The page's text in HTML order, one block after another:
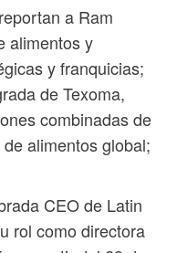
a Ram
alimentos y
y franquicias;
de Texoma,
combinadas de
alimentos global;
CEO de Latin
rol como directora